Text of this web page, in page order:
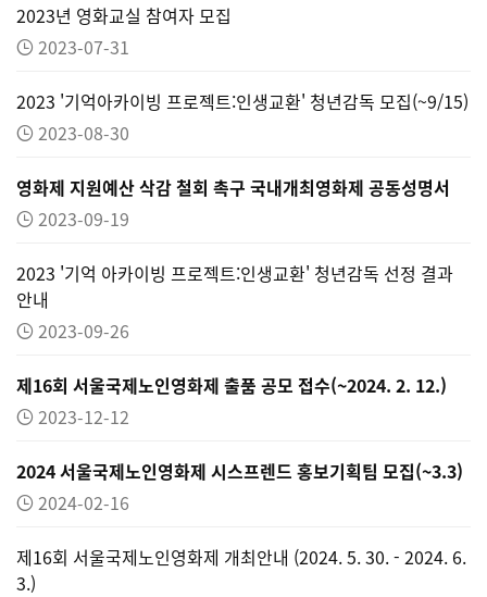
2023년 영화교실 참여자 모집
2023-07-31
2023 '기억아카이빙 프로젝트:인생교환' 청년감독 모집(~9/15)
2023-08-30
영화제 지원예산 삭감 철회 촉구 국내개최영화제 공동성명서
2023-09-19
2023 '기억 아카이빙 프로젝트:인생교환' 청년감독 선정 결과
안내
2023-09-26
제16회 서울국제노인영화제 출품 공모 접수(~2024. 2. 12.)
2023-12-12
2024 서울국제노인영화제 시스프렌드 홍보기획팀 모집(~3.3)
2024-02-16
제16회 서울국제노인영화제 개최안내 (2024. 5. 30. - 2024. 6.
3.)